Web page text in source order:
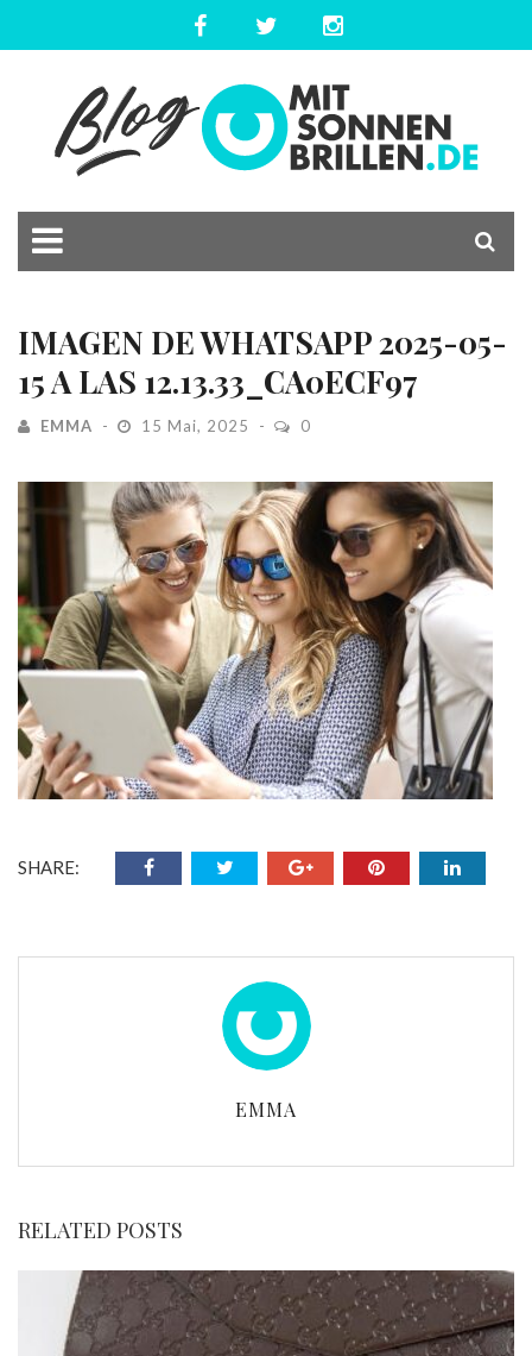
IMAGEN DE WHATSAPP 2025-05-
15 A LAS 12.13.33_CA0ECF97
EMMA 15 Mai, 2025 0
SHARE:
EMMA
RELATED POSTS